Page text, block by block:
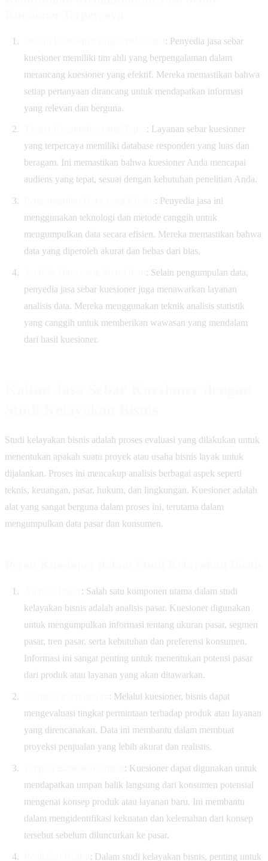
: Penyedia jasa sebar
kuesioner memiliki tim ahli yang berpengalaman dalam
merancang kuesioner yang efektif. Mereka memastikan bahwa
setiap pertanyaan dirancang untuk mendapatkan informasi
yang relevan dan berguna.
: Layanan sebar kuesioner
yang terpercaya memiliki database responden yang luas dan
beragam. Ini memastikan bahwa kuesioner Anda mencapai
audiens yang tepat, sesuai dengan kebutuhan penelitian Anda.
: Penyedia jasa ini
menggunakan teknologi dan metode canggih untuk
mengumpulkan data secara efisien. Mereka memastikan bahwa
data yang diperoleh akurat dan bebas dari bias.
: Selain pengumpulan data,
penyedia jasa sebar kuesioner juga menawarkan layanan
analisis data. Mereka menggunakan teknik analisis statistik
yang canggih untuk memberikan wawasan yang mendalam
dari hasil kuesioner.
Studi kelayakan bisnis adalah proses evaluasi yang dilakukan untuk
menentukan apakah suatu proyek atau usaha bisnis layak untuk
dijalankan. Proses ini mencakup analisis berbagai aspek seperti
teknis, keuangan, pasar, hukum, dan lingkungan. Kuesioner adalah
alat yang sangat berguna dalam proses ini, terutama dalam
mengumpulkan data pasar dan konsumen.
: Salah satu komponen utama dalam studi
kelayakan bisnis adalah analisis pasar. Kuesioner digunakan
untuk mengumpulkan informasi tentang ukuran pasar, segmen
pasar, tren pasar, serta kebutuhan dan preferensi konsumen.
Informasi ini sangat penting untuk menentukan potensi pasar
dari produk atau layanan yang akan ditawarkan.
: Melalui kuesioner, bisnis dapat
mengevaluasi tingkat permintaan terhadap produk atau layanan
yang direncanakan. Data ini membantu dalam membuat
proyeksi penjualan yang lebih akurat dan realistis.
: Kuesioner dapat digunakan untuk
mendapatkan umpan balik langsung dari konsumen potensial
mengenai konsep produk atau layanan baru. Ini membantu
dalam mengidentifikasi kekuatan dan kelemahan dari konsep
tersebut sebelum diluncurkan ke pasar.
: Dalam studi kelayakan bisnis, penting untuk